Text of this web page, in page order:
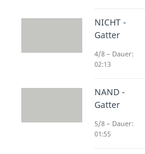
NICHT -
Gatter
4/8 – Dauer:
02:13
NAND -
Gatter
5/8 – Dauer:
01:55